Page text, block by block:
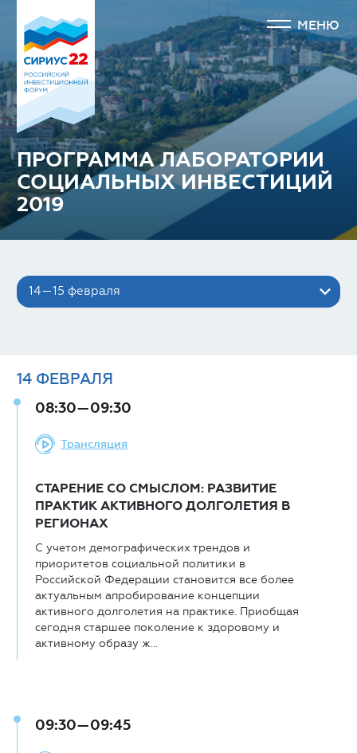
МЕНЮ
ПРОГРАММА ЛАБОРАТОРИИ
СОЦИАЛЬНЫХ ИНВЕСТИЦИЙ
2019
14—15 февраля
14 ФЕВРАЛЯ
08:30—09:30
Трансляция
СТАРЕНИЕ СО СМЫСЛОМ: РАЗВИТИЕ
ПРАКТИК АКТИВНОГО ДОЛГОЛЕТИЯ В
РЕГИОНАХ
С учетом демографических трендов и
приоритетов социальной политики в
Российской Федерации становится все более
актуальным апробирование концепции
активного долголетия на практике. Приобщая
сегодня старшее поколение к здоровому и
активному образу ж...
09:30—09:45